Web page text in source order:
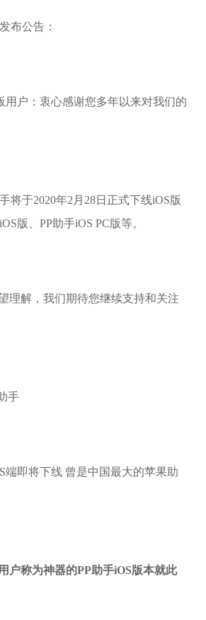
布公告：
用户：衷心感谢您多年以来对我们的
将于2020年2月28日正式下线iOS版
版、PP助手iOS PC版等。
理解，我们期待您继续支持和关注
手
户称为神器的PP助手iOS版本就此